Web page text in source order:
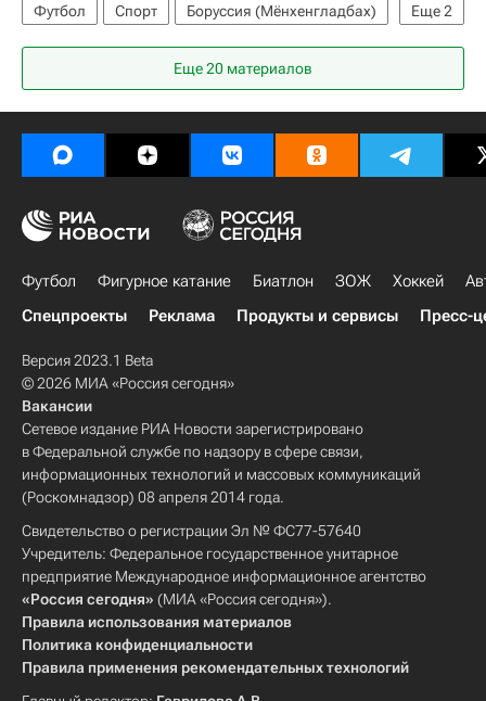
Еще2
Футбол Спорт
Боруссия (Мёнхенгладбах)
Бундеслига
Боруссия (Дортмунд)
Еще 20 материалов
Футбол Фигурное катание Биатлон ЗОЖ Хоккей
Спецпроекты
Реклама Продукты и сервисы Пресс-
Версия 2023.1 Beta
© 2026 МИА «Россия сегодня»
Вакансии
Сетевое издание РИА Новости зарегистрировано
в Федеральной службе по надзору в сфере связи,
информационных технологий и массовых коммуникаций
(Роскомнадзор) 08 апреля 2014 года.
Свидетельство о регистрации Эл № ФС77-57640
Учредитель: Федеральное государственное унитарное
предприятие Международное информационное агентство
«Россия сегодня» (МИА «Россия сегодня»).
Правила использования материалов
Политика конфиденциальности
Правила применения рекомендательных технологий